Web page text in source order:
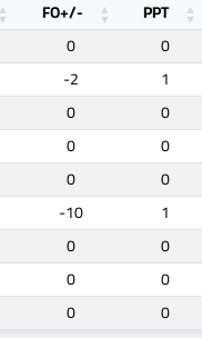
FO+/- PPT
0 0
-2 1
0 0
0 0
0 0
-10 1
0 0
0 0
0 0